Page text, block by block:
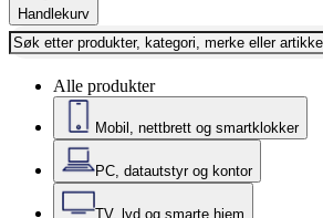
Handlekurv
Alle produkter
Mobil, nettbrett og smartklokker
PC, datautstyr og kontor
TV, lyd og smarte hjem